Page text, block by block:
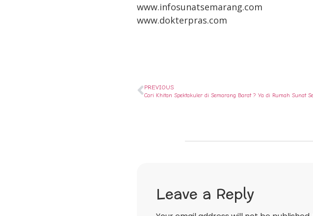
www.infosunatsemarang.com
www.dokterpras.com
PREVIOUS
Leave a Reply